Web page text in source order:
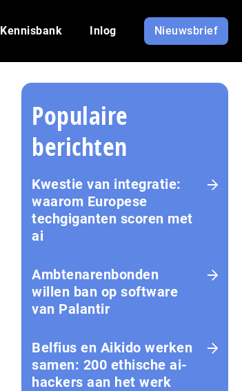
Kennisbank Inlog Nieuwsbrief
Populaire
berichten
Kwestie van integratie:
waarom Europese
techgiganten scoren met
ai
Amb­te­na­ren­bon­den
willen ban op software
van Palantir
Belfius en Aikido werken
samen: 200 ethische ai-
hackers aan het werk